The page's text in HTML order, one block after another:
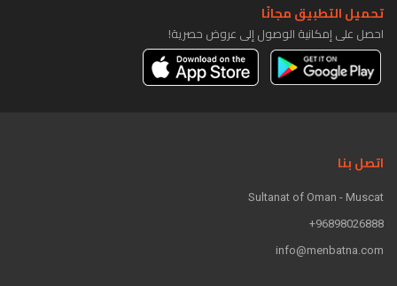
تحميل التطبيق مجانًا
احصل على إمكانية الوصول إلى عروض حصرية!
اتصل بنا
Sultanat of Oman - Muscat
96898026888+
info@menbatna.com